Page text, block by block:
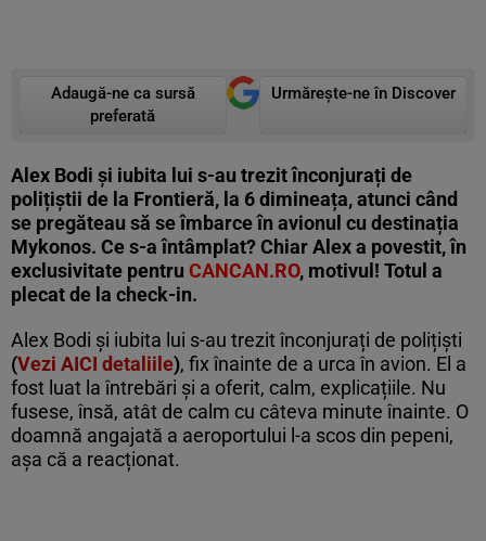
Adaugă-ne ca sursă
preferată
Urmărește-ne în Discover
Alex Bodi și iubita lui s-au trezit înconjurați de
polițiștii de la Frontieră, la 6 dimineața, atunci când
se pregăteau să se îmbarce în avionul cu destinația
Mykonos. Ce s-a întâmplat? Chiar Alex a povestit, în
exclusivitate pentru CANCAN.RO, motivul! Totul a
plecat de la check-in.
Alex Bodi și iubita lui s-au trezit înconjurați de polițiști
(Vezi AICI detaliile), fix înainte de a urca în avion. El a
fost luat la întrebări și a oferit, calm, explicațiile. Nu
fusese, însă, atât de calm cu câteva minute înainte. O
doamnă angajată a aeroportului l-a scos din pepeni,
așa că a reacționat.